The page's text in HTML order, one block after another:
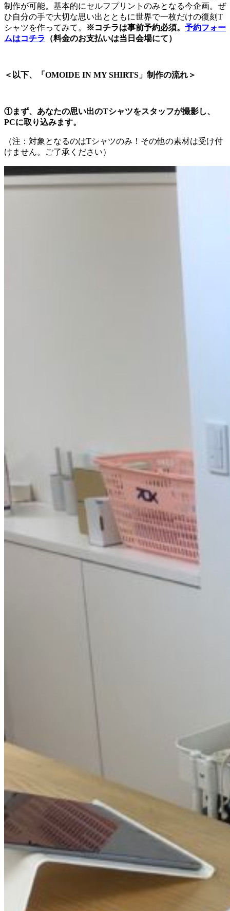
制作が可能。基本的にセルフプリントのみとなる今企画。ぜ
ひ自分の手で大切な思い出とともに世界で一枚だけの復刻T
シャツを作ってみて。
※コチラは事前予約必須。 予約フォー
ムはコチラ
（料金のお支払いは当日会場にて）
＜以下、「OMOIDE IN MY SHIRTS」制作の流れ＞
①まず、あなたの思い出のTシャツをスタッフが撮影し、
PCに取り込みます。
（注：対象となるのはTシャツのみ！その他の素材は受け付
けません。ご了承ください）